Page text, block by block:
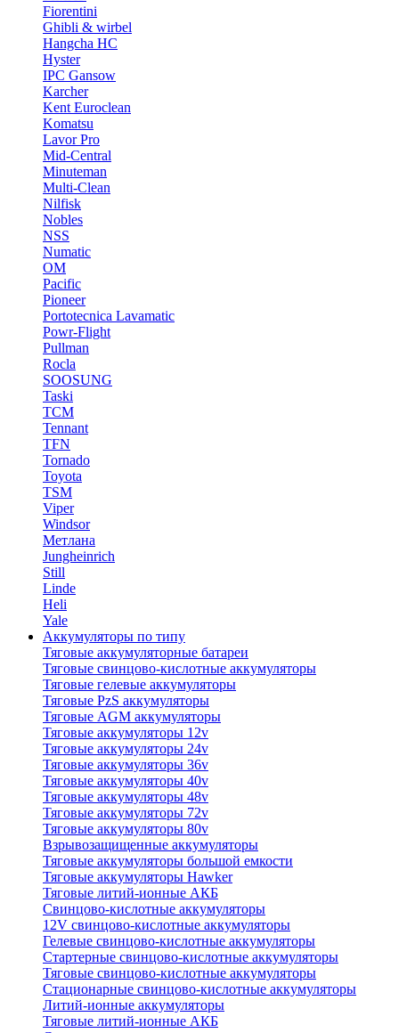
Fiorentini
Ghibli & wirbel
Hangcha HC
Hyster
IPC Gansow
Karcher
Kent Euroclean
Komatsu
Lavor Pro
Mid-Central
Minuteman
Multi-Clean
Nilfisk
Nobles
NSS
Numatic
OM
Pacific
Pioneer
Portotecnica Lavamatic
Powr-Flight
Pullman
Rocla
SOOSUNG
Taski
TCM
Tennant
TFN
Tornado
Toyota
TSM
Viper
Windsor
Метлана
Jungheinrich
Still
Linde
Heli
Yale
Аккумуляторы по типу
Тяговые аккумуляторные батареи
Тяговые свинцово-кислотные аккумуляторы
Тяговые гелевые аккумуляторы
Тяговые PzS аккумуляторы
Тяговые AGM аккумуляторы
Тяговые аккумуляторы 12v
Тяговые аккумуляторы 24v
Тяговые аккумуляторы 36v
Тяговые аккумуляторы 40v
Тяговые аккумуляторы 48v
Тяговые аккумуляторы 72v
Тяговые аккумуляторы 80v
Взрывозащищенные аккумуляторы
Тяговые аккумуляторы большой емкости
Тяговые аккумуляторы Hawker
Тяговые литий-ионные АКБ
Свинцово-кислотные аккумуляторы
12V свинцово-кислотные аккумуляторы
Гелевые свинцово-кислотные аккумуляторы
Стартерные свинцово-кислотные аккумуляторы
Тяговые свинцово-кислотные аккумуляторы
Стационарные свинцово-кислотные аккумуляторы
Литий-ионные аккумуляторы
Тяговые литий-ионные АКБ